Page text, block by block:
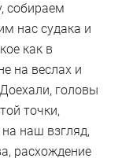
собираем
нас судака и
как в
на веслах и
головы
точки,
наш взгляд,
расхождение